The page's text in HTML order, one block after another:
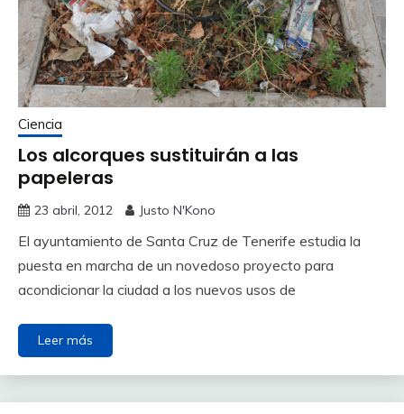
Ciencia
Los alcorques sustituirán a las
papeleras
23 abril, 2012 Justo N'Kono
El ayuntamiento de Santa Cruz de Tenerife estudia la
puesta en marcha de un novedoso proyecto para
acondicionar la ciudad a los nuevos usos de
Leer más